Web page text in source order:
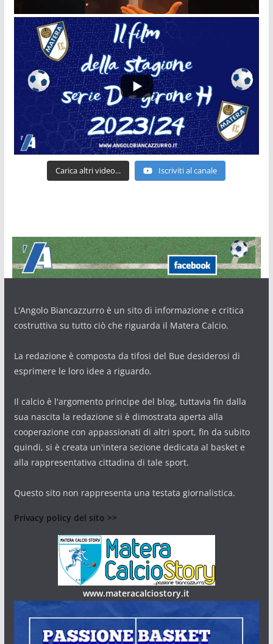
Carica altri video... Iscriviti al canale
L'Angolo Biancazzurro è un sito di informazione e critica
costruttiva su tutto ciò che riguarda il Matera Calcio.
La redazione è composta da tifosi del Bue desiderosi di
esprimere le loro idee a riguardo.
Il calcio è l'argomento principe del blog, tuttavia fin dalla
sua nascita la redazione si è dimostrata aperta alla
cooperazione con appassionati di altri sport, fin da subito
quindi, si è creata un'intera sezione dedicata al basket e
alla rappresentativa cittadina di tale sport.
Questo sito non rappresenta una testata giornalistica.
Privacy policy del sito >>
www.materacalciostory.it